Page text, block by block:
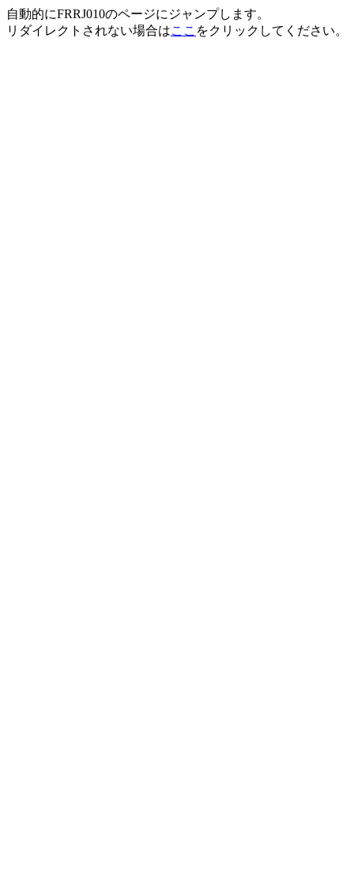
自動的にFRRJ010のページにジャンプします。
リダイレクトされない場合はここ をクリックしてください。